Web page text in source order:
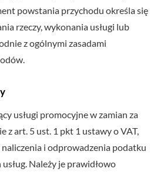
powstania przychodu określa się
rzeczy, wykonania usługi lub
z ogólnymi zasadami
usługi promocyjne w zamian za
z art. 5 ust. 1 pkt 1 ustawy o VAT,
i odprowadzenia podatku
Należy je prawidłowo